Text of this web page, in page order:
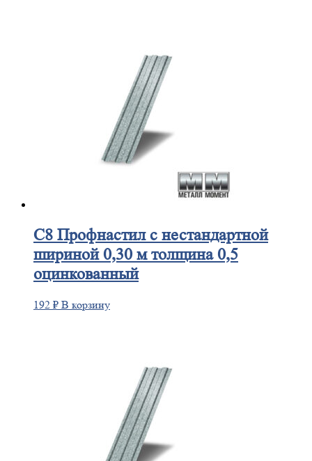
C8 Профнастил с нестандартной
шириной 0,30 м толщина 0,5
оцинкованный
192 ₽ В корзину